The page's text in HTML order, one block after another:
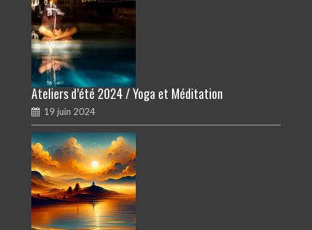
Ateliers d’été 2024 / Yoga et Méditation
19 juin 2024